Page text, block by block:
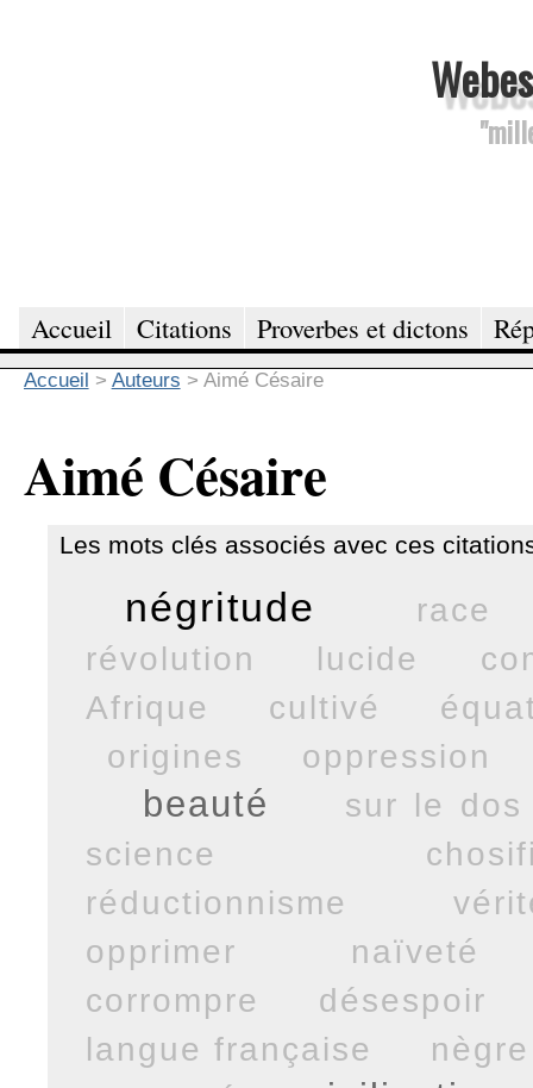
Accueil Citations Proverbes et dictons
Accueil > Auteurs > Aimé Césaire
Aimé Césaire
Les mots clés associés avec ces
négritude
race
révolution
lucide
Afrique
cultivé
origines
oppression
beauté
sur le dos
science
réductionnisme
opprimer
naïveté
corrompre
désespoir
langue française
nègre